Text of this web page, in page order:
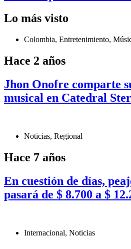
Lo más visto
Colombia, Entretenimiento,
Hace 2 años
Jhon Onofre comparte
musical en Catedral
Noticias, Regional
Hace 7 años
En cuestión de días,
pasará de $ 8.700 a $
Internacional, Noticias